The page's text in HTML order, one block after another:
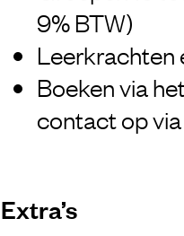
9% BTW)
Leerkrachten
Boeken via
contact op via
Extra’s